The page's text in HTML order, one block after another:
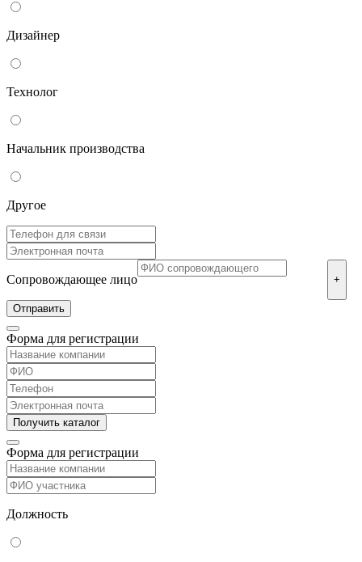
Дизайнер
Технолог
Начальник производства
Другое
Сопровождающее лицо +
Форма для регистрации
Форма для регистрации
Должность